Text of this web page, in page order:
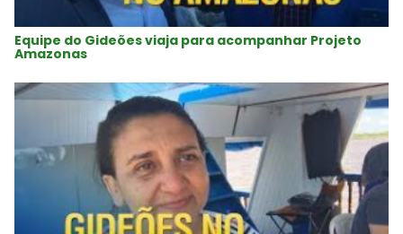
Equipe do Gideões viaja para acompanhar Projeto
Amazonas